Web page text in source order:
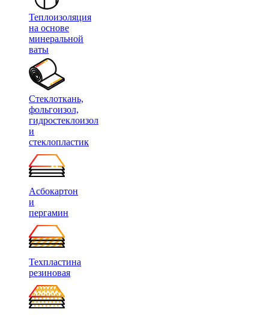
Теплоизоляция
на основе
минеральной
ваты
Стеклоткань,
фольгоизол,
гидростеклоизол
и
стеклопластик
Асбокартон
и
пергамин
Техпластина
резиновая